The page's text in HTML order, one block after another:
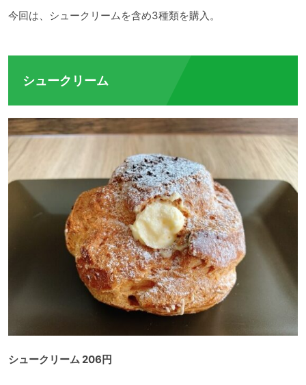
今回は、シュークリームを含め3種類を購入。
シュークリーム
シュークリーム 206円